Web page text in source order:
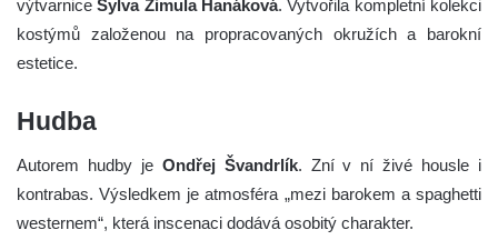
výtvarniceSylva Zimula Hanáková. Vytvořila kompletní kolekci
kostýmů založenou na propracovaných okružích a barokní
estetice.
Hudba
Autorem hudby je Ondřej Švandrlík. Zní v ní živé housle i
kontrabas. Výsledkem je atmosféra „mezi barokem a spaghetti
westernem“, která inscenaci dodává osobitý charakter.